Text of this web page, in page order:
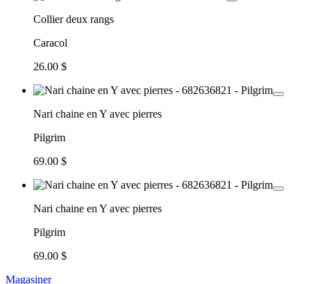
Collier deux rangs
Caracol
26.00 $
Nari chaine en Y avec pierres
Pilgrim
69.00 $
Nari chaine en Y avec pierres
Pilgrim
69.00 $
Magasiner